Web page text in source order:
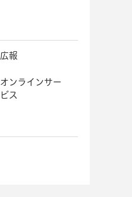
広報
オンラインサー
ビス